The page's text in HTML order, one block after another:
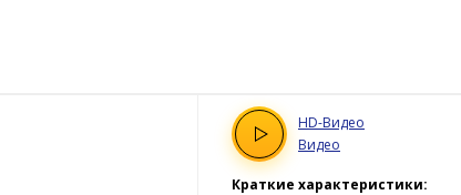
HD-Видео
Видео
Краткие характеристики: